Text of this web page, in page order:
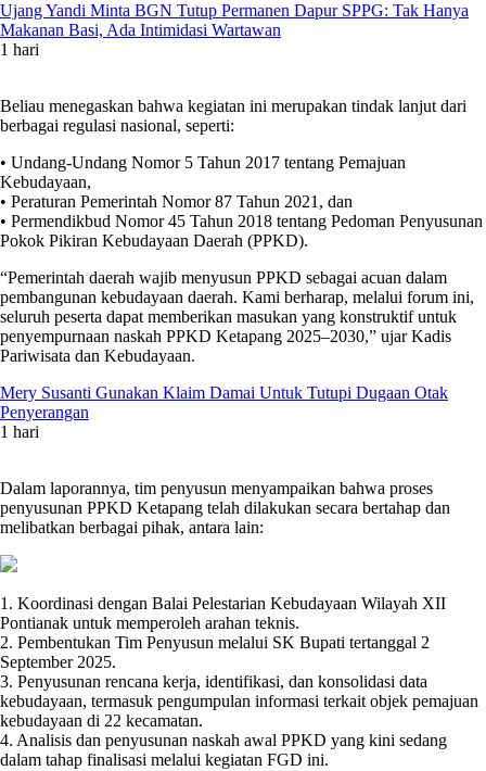
Ujang Yandi Minta BGN Tutup Permanen Dapur SPPG: Tak Hanya
Makanan Basi, Ada Intimidasi Wartawan
1 hari
Beliau menegaskan bahwa kegiatan ini merupakan tindak lanjut dari
berbagai regulasi nasional, seperti:
• Undang-Undang Nomor 5 Tahun 2017 tentang Pemajuan
Kebudayaan,
• Peraturan Pemerintah Nomor 87 Tahun 2021, dan
• Permendikbud Nomor 45 Tahun 2018 tentang Pedoman Penyusunan
Pokok Pikiran Kebudayaan Daerah (PPKD).
“Pemerintah daerah wajib menyusun PPKD sebagai acuan dalam
pembangunan kebudayaan daerah. Kami berharap, melalui forum ini,
seluruh peserta dapat memberikan masukan yang konstruktif untuk
penyempurnaan naskah PPKD Ketapang 2025–2030,” ujar Kadis
Pariwisata dan Kebudayaan.
Mery Susanti Gunakan Klaim Damai Untuk Tutupi Dugaan Otak
Penyerangan
1 hari
Dalam laporannya, tim penyusun menyampaikan bahwa proses
penyusunan PPKD Ketapang telah dilakukan secara bertahap dan
melibatkan berbagai pihak, antara lain:
1. Koordinasi dengan Balai Pelestarian Kebudayaan Wilayah XII
Pontianak untuk memperoleh arahan teknis.
2. Pembentukan Tim Penyusun melalui SK Bupati tertanggal 2
September 2025.
3. Penyusunan rencana kerja, identifikasi, dan konsolidasi data
kebudayaan, termasuk pengumpulan informasi terkait objek pemajuan
kebudayaan di 22 kecamatan.
4. Analisis dan penyusunan naskah awal PPKD yang kini sedang
dalam tahap finalisasi melalui kegiatan FGD ini.